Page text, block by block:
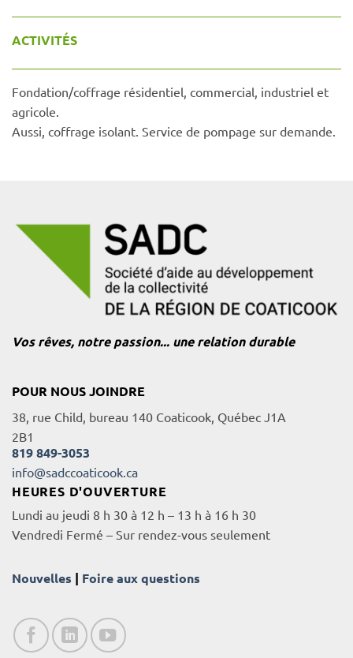
ACTIVITÉS
Fondation/coffrage résidentiel, commercial, industriel et
agricole.
Aussi, coffrage isolant. Service de pompage sur demande.
Vos rêves, notre passion... une relation durable
POUR NOUS JOINDRE
38, rue Child, bureau 140 Coaticook, Québec J1A
2B1
819 849-3053
info@sadccoaticook.ca
HEURES D'OUVERTURE
Lundi au jeudi 8 h 30 à 12 h – 13 h à 16 h 30
Vendredi Fermé – Sur rendez-vous seulement
Nouvelles | Foire aux questions